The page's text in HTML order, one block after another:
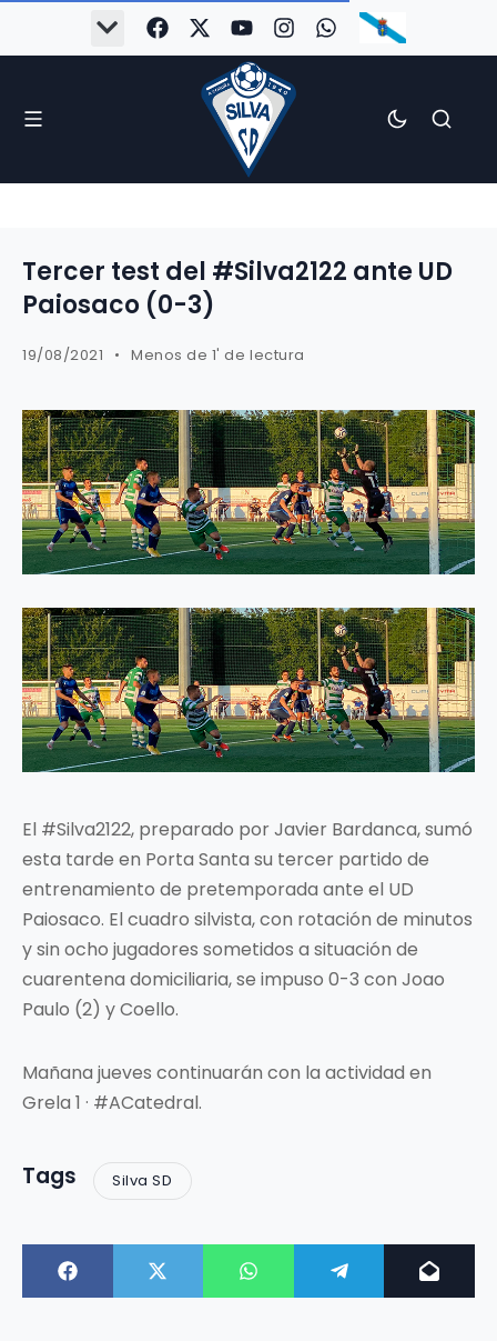
Tercer test del #Silva2122 ante UD
Paiosaco (0-3)
19/08/2021 Menos de 1' de lectura
El #Silva2122, preparado por Javier Bardanca, sumó
esta tarde en Porta Santa su tercer partido de
entrenamiento de pretemporada ante el UD
Paiosaco. El cuadro silvista, con rotación de minutos
y sin ocho jugadores sometidos a situación de
cuarentena domiciliaria, se impuso 0-3 con Joao
Paulo (2) y Coello.
Mañana jueves continuarán con la actividad en
Grela 1 · #ACatedral.
Tags Silva SD